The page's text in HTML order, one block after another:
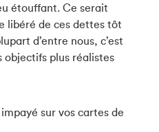
étouffant. Ce serait
libéré de ces dettes tôt
d’entre nous, c’est
objectifs plus réalistes
sur vos cartes de